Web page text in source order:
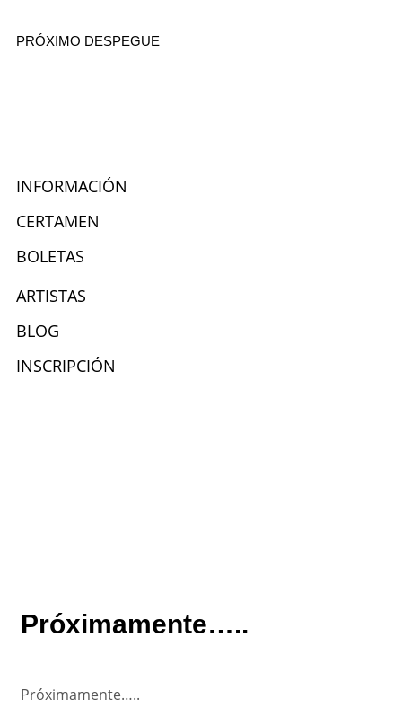
PRÓXIMO DESPEGUE
INFORMACIÓN
CERTAMEN
BOLETAS
ARTISTAS
BLOG
INSCRIPCIÓN
Próximamente…..
Próximamente…..